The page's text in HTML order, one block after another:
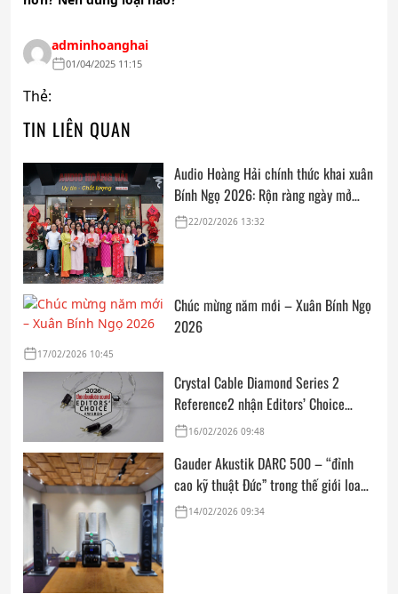
adminhoanghai
01/04/2025 11:15
Thẻ:
TIN LIÊN QUAN
Audio Hoàng Hải chính thức khai xuân
Bính Ngọ 2026: Rộn ràng ngày mở
cửa, trọn vẹn lời chúc đầu năm
22/02/2026 13:32
Chúc mừng năm mới – Xuân Bính Ngọ
2026
17/02/2026 10:45
Crystal Cable Diamond Series 2
Reference2 nhận Editors’ Choice
Award: Dedicated Audio 2026 từ The
16/02/2026 09:48
Gauder Akustik DARC 500 – “đỉnh
cao kỹ thuật Đức” trong thế giới loa
hi-end tham chiếu
14/02/2026 09:34